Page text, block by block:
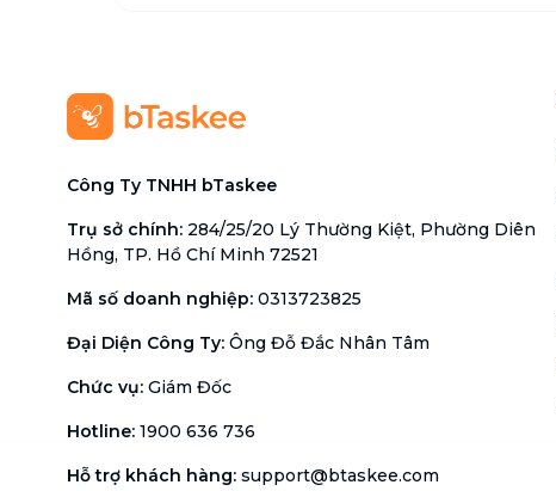
Công Ty TNHH bTaskee
Trụ sở chính: 284/25/20 Lý Thường Kiệt, Phường Diên
Hồng, TP. Hồ Chí Minh 72521
Mã số doanh nghiệp: 0313723825
Đại Diện Công Ty: Ông Đỗ Đắc Nhân Tâm
Chức vụ: Giám Đốc
Hotline: 1900 636 736
Hỗ trợ khách hàng: support@btaskee.com